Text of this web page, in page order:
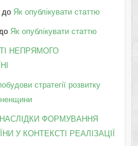
Як опублікувати статтю
Як опублікувати статтю
НЕПРЯМОГО
стратегії розвитку
ФОРМУВАННЯ
У КОНТЕКСТІ РЕАЛІЗАЦІЇ